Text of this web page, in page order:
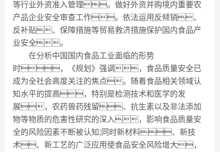
等行业外资准入管理。做好外资并购境内重要农
产品企业安全审查工作。依法运用反倾销、
反补贴、保障措施等贸易救济措施保护国内食品产
业安全。
在分析中国国内食品工业面临的形势
时，《规划》强调，食品质量安全已
成为全社会高度关注的焦点。随着食品相关领域认
知水平的提高，特别是检测技术和医学的发
展，农药兽药残留、抗生素以及非法添加
物等物质的危害性研究的深入，影响食品质量安
全的风险因素不断被认知;同时新材料、新技
术、新工艺的广泛应用使食品安全风险增大，